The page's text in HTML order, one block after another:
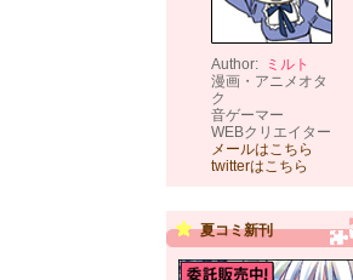
Author:
ミルト
漫画・アニメオタ
ク
音ゲーマー
WEBクリエイター
メールはこちら
twitterはこちら
夏コミ新刊